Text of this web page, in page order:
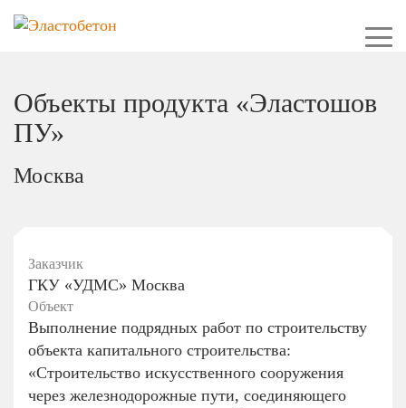
Объекты продукта «Эластошов
ПУ»
Москва
Заказчик
ГКУ «УДМС» Москва
Объект
Выполнение подрядных работ по строительству
объекта капитального строительства:
«Строительство искусственного сооружения
через железнодорожные пути, соединяющего